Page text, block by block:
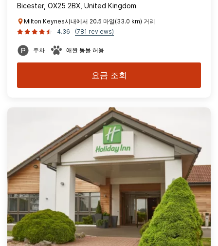
Bicester, OX25 2BX, United Kingdom
Milton Keynes시내에서 20.5 마일(33.0 km) 거리
4.36
(781 reviews)
주차 애완 동물 허용
요금 조회